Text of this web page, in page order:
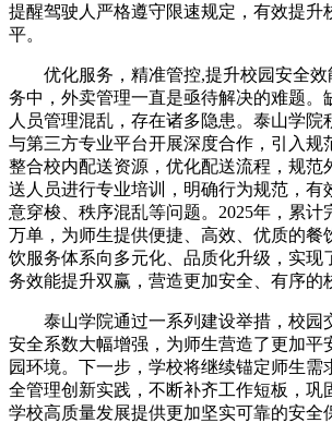
提醒驾驶人严格遵守限速规定，有效提升
平。
优化服务，精准管控,提升校园安全效
务中，外卖管理一直是亟待解决的难题。
人员管理混乱，存在诸多隐患。泰山学院
与第三方专业平台开展深度合作，引入规
整合校内配送资源，优化配送流程，规范
送人员进行专业培训，明确行为规范，有
意穿梭、秩序混乱等问题。2025年，累计
万单，为师生提供便捷、高效、优质的餐
饮服务体系向多元化、品质化升级，实现
务效能提升双赢，营造更加安全、有序的
泰山学院通过一系列建设举措，校园
安全系数大幅增强，为师生营造了更加平
园环境。下一步，学校将继续锚定师生需
全管理创新实践，不断补齐工作短板，巩
学校高质量发展提供更加坚实可靠的安全